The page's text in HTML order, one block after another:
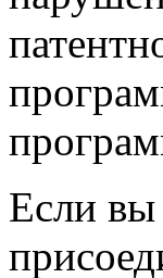
Если вы